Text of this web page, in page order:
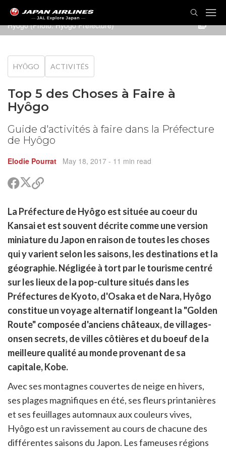
Hyôgo (Photo: Hyogo Prefecture)
HYŌGO ACTIVITÉS
Top 5 des Choses à Faire à
Hyôgo
Guide d'activités à faire dans la Préfecture
de Hyôgo
Elodie Pourrat May 18, 2017 - 11 min read
PartagerPartager
sur
Copier
pour
partager
La Préfecture de Hyôgo est située au coeur du
Kansai et est souvent décrite comme une version
miniature du Japon en raison de toutes les choses
qui y varient selon les saisons, les destinations et la
géographie. Négligée à tort par le tourisme centré
sur les lieux de la pop-culture situés dans les
Préfectures de Kyoto, d'Osaka et de Nara, Hyôgo
constitue un voyage alternatif longeant la "Golden
Route" composée d'anciens châteaux, de villages-
onsen secrets, de villes côtières et du boeuf de la
meilleure qualité au monde provenant de sa
capitale, Kobe.
Avec ses montagnes couvertes de neige en hivers,
ses plages magnifiques en été, ses fleurs printanières
et ses feuillages automnaux aux couleurs vives,
Hyôgo est un ravissement au cours de chacune des
différentes saisons du Japon. Les fameuses régions